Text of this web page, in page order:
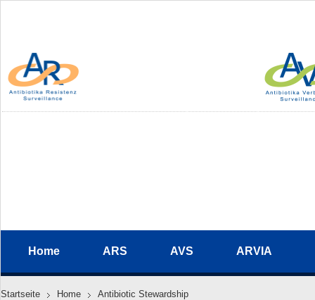
Home ARS AVS ARVIA
Startseite Home Antibiotic Stewardship